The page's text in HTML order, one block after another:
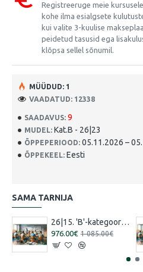
Registreeruge meie
kohe ilma esialgsete
kui valite 3-kuulise
peidetud tasusid ega
klõpsa sellel sõnumil.
SAADAVUS: 9
MUDEL: Kat.B - 26|23
ÕPPEPERIOOD: 05.11.2026 –
ÕPPEKEEL: Eesti
MÜÜDUD: 1
VAADATUD: 12338
SAMA TARNIJA
26|15. 'B'-kategooria koolitus [16.07.2026 – 15.08.2026 Vene]
976.00€ 1 085.00€